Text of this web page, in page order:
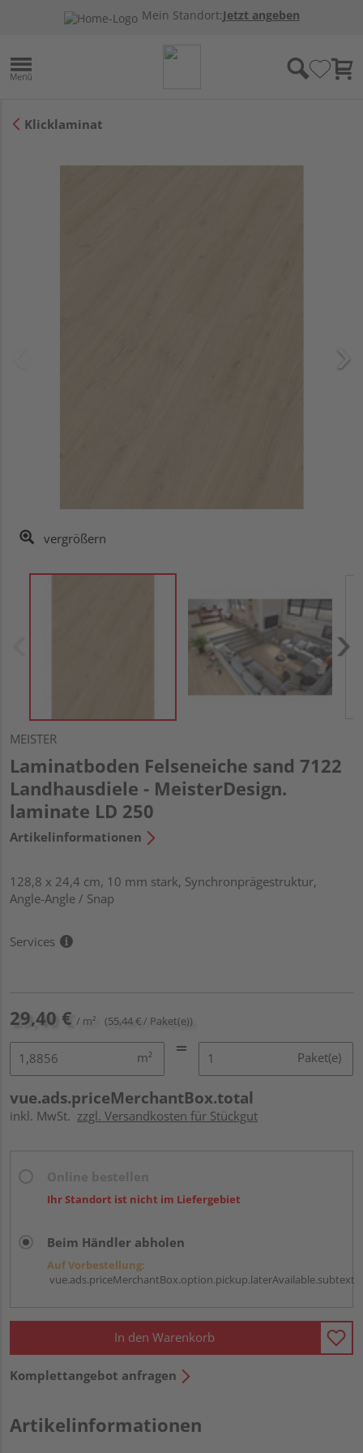
Mein Standort:Jetzt angeben
Klicklaminat
vergrößern
MEISTER
Laminatboden Felseneiche sand 7122
Landhausdiele - MeisterDesign.
laminate LD 250
Artikelinformationen
128,8 x 24,4 cm, 10 mm stark, Synchronprägestruktur,
Angle-Angle / Snap
Services
29,40 € / m² (55,44 € / Paket(e))
m² Paket(e)
vue.ads.priceMerchantBox.total
inkl. MwSt. zzgl. Versandkosten für Stückgut
Ihr Standort ist nicht im Liefergebiet
Beim Händler abholen
Auf Vorbestellung:
vue.ads.priceMerchantBox.option.pickup.laterAvailable.subtext
In den Warenkorb
Komplettangebot anfragen
Artikelinformationen